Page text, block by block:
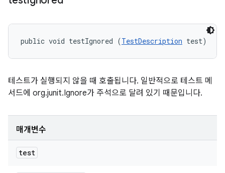
public void testIgnored (TestDescription test)
테스트가 실행되지 않을 때 호출됩니다. 일반적으로 테스트 메
서드에 org.junit.Ignore가 주석으로 달려 있기 때문입니다.
매개변수
test